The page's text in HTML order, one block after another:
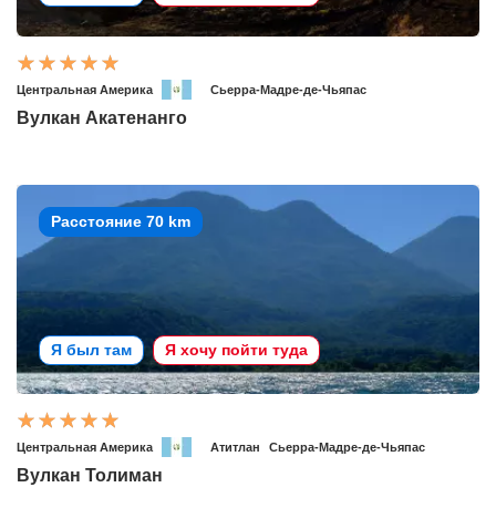
Центральная Америка Сьерра-Мадре-де-Чьяпас
Вулкан Акатенанго
Расстояние 70 km
Я был там Я хочу пойти туда
Центральная Америка Атитлан Сьерра-Мадре-де-Чьяпас
Вулкан Толиман